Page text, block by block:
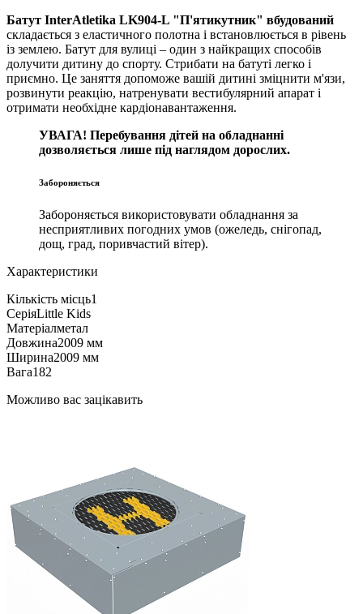
Батут InterAtletika LK904-L "П'ятикутник" вбудований
складається з еластичного полотна і встановлюється в рівень
із землею. Батут для вулиці – один з найкращих способів
долучити дитину до спорту. Стрибати на батуті легко і
приємно. Це заняття допоможе вашій дитині зміцнити м'язи,
розвинути реакцію, натренувати вестибулярний апарат і
отримати необхідне кардіонавантаження.
УВАГА! Перебування дітей на обладнанні
дозволяється лише під наглядом дорослих.
Забороняється
Забороняється використовувати обладнання за
несприятливих погодних умов (ожеледь, снігопад,
дощ, град, поривчастий вітер).
Характеристики
Кількість місць1
СеріяLittle Kids
Матеріалметал
Довжина2009 мм
Ширина2009 мм
Вага182
Можливо вас зацікавить